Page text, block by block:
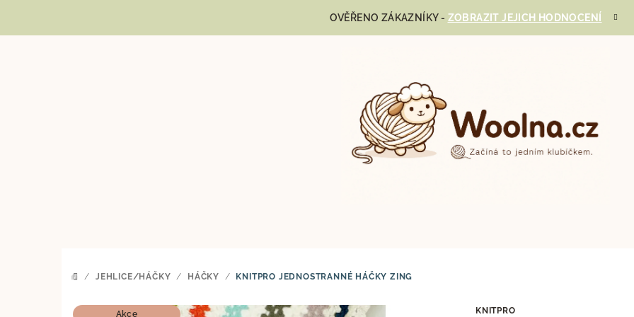
OVĚŘENO ZÁKAZNÍKY - ZOBRAZIT JEJICH HODNOCENÍ
DOMŮ
/ JEHLICE/HÁČKY / HÁČKY / KNITPRO JEDNOSTRANNÉ HÁČKY ZING
KNITPRO
Akce